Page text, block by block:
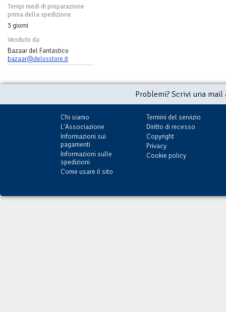
Tempi medi di preparazione
prima della spedizione
3 giorni
Venduto da
Bazaar del Fantastico
bazaar@delosstore.it
Problemi? Scrivi una
Chi siamo
L'Associazione
Informazioni sui
pagamenti
Informazioni sulle
spedizioni
Come usare il sito
Termini del servizio
Diritto di recesso
Copyright
Privacy
Cookie policy